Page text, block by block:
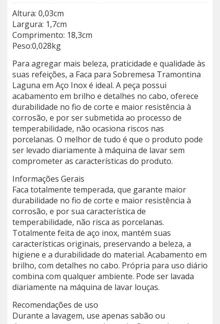
Altura: 0,03cm
Largura: 1,7cm
Comprimento: 18,3cm
Peso:0,028kg
Para agregar mais beleza, praticidade e qualidade às
suas refeições, a Faca para Sobremesa Tramontina
Laguna em Aço Inox é ideal. A peça possui
acabamento em brilho e detalhes no cabo, oferece
durabilidade no fio de corte e maior resistência à
corrosão, e por ser submetida ao processo de
temperabilidade, não ocasiona riscos nas
porcelanas. O melhor de tudo é que o produto pode
ser levado diariamente à máquina de lavar sem
comprometer as características do produto.
Informações Gerais
Faca totalmente temperada, que garante maior
durabilidade no fio de corte e maior resistência à
corrosão, e por sua característica de
temperabilidade, não risca as porcelanas.
Totalmente feita de aço inox, mantém suas
características originais, preservando a beleza, a
higiene e a durabilidade do material. Acabamento em
brilho, com detalhes no cabo. Própria para uso diário
combina com qualquer ambiente. Pode ser lavada
diariamente na máquina de lavar louças.
Recomendações de uso
Durante a lavagem, use apenas sabão ou